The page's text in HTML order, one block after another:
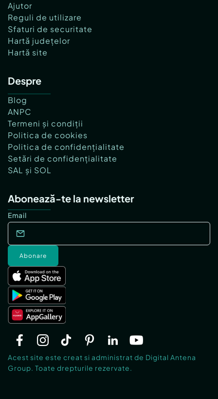
Ajutor
Reguli de utilizare
Sfaturi de securitate
Hartă județelor
Hartă site
Despre
Blog
ANPC
Termeni și condiții
Politica de cookies
Politica de confidențialitate
Setări de confidențialitate
SAL și SOL
Abonează-te la newsletter
Email
Abonare
Acest site este creat si administrat de Digital Antena
Group. Toate drepturile rezervate.